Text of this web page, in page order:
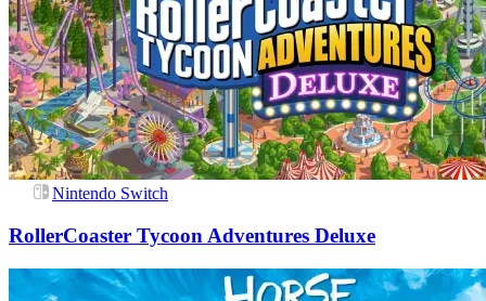
Nintendo Switch
RollerCoaster Tycoon Adventures Deluxe